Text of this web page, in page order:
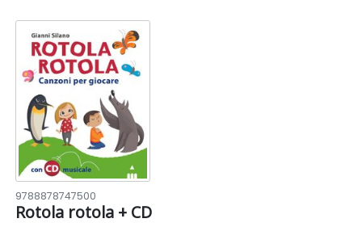
9788878747500
Rotola rotola + CD